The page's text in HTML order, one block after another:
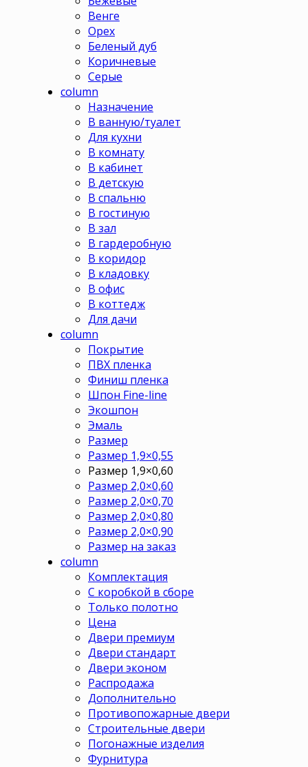
Венге
Орех
Беленый дуб
Коричневые
Серые
column
Назначение
В ванную/туалет
Для кухни
В комнату
В кабинет
В детскую
В спальню
В гостиную
В зал
В гардеробную
В коридор
В кладовку
В офис
В коттедж
Для дачи
column
Покрытие
ПВХ пленка
Финиш пленка
Шпон Fine-line
Экошпон
Эмаль
Размер
Размер 1,9×0,55
Размер 1,9×0,60
Размер 2,0×0,60
Размер 2,0×0,70
Размер 2,0×0,80
Размер 2,0×0,90
Размер на заказ
column
Комплектация
С коробкой в сборе
Только полотно
Цена
Двери премиум
Двери стандарт
Двери эконом
Распродажа
Дополнительно
Противопожарные двери
Строительные двери
Погонажные изделия
Фурнитура